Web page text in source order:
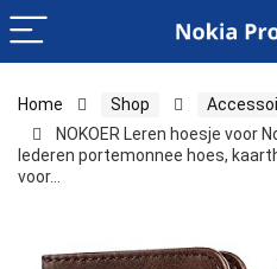
Home Shop
NOKOER Leren hoesje voor
lederen portemonnee hoes,
voor…